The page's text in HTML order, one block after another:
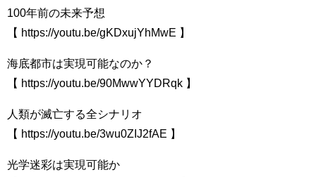
100年前の未来予想
【 https://youtu.be/gKDxujYhMwE​​ 】
海底都市は実現可能なのか？
【 https://youtu.be/90MwwYYDRqk​​ 】
人類が滅亡する全シナリオ
【 https://youtu.be/3wu0ZIJ2fAE​​ 】
光学迷彩は実現可能か